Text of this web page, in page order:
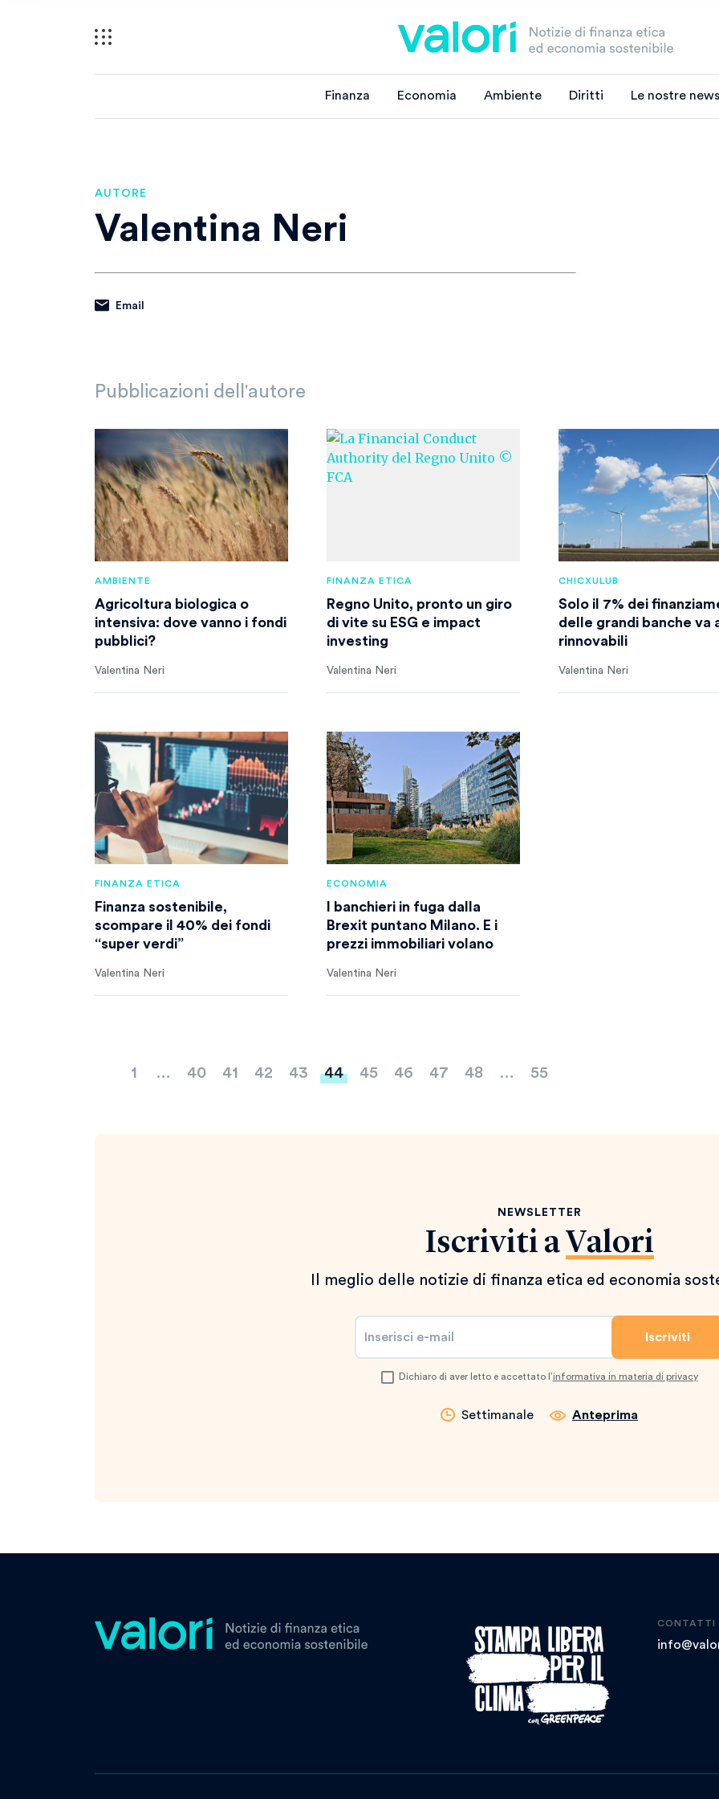
Finanza Economia Ambiente Diritti Le nostre
AUTORE
Valentina Neri
Email
Pubblicazioni dell'autore
AMBIENTE
Agricoltura biologica o
intensiva: dove vanno i fondi
pubblici?
Valentina Neri
FINANZA ETICA
Regno Unito, pronto un giro
di vite su ESG e impact
investing
Valentina Neri
CHICXULUB
Solo il 7% dei
delle grandi banche va
rinnovabili
Valentina Neri
FINANZA ETICA
Finanza sostenibile,
scompare il 40% dei fondi
“super verdi”
Valentina Neri
ECONOMIA
I banchieri in fuga dalla
Brexit puntano Milano. E i
prezzi immobiliari volano
Valentina Neri
Paginazione
1 … 40 41 42 43 44 45 46 47 48 … 55
NEWSLETTER
Iscriviti a Valori
Il meglio delle notizie di finanza etica ed economia
Dichiaro di aver letto e accettato l’informativa in materia di privacy
Settimanale Anteprima
CONTATTI